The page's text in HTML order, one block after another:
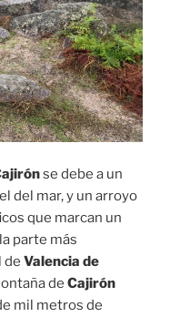
se debe a un
del mar, y un arroyo
que marcan un
parte más
de Valencia de
de Cajirón
mil metros de